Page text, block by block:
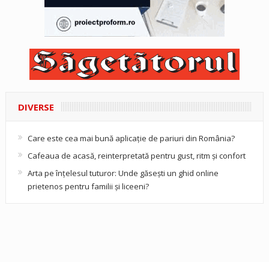
DIVERSE
Care este cea mai bună aplicație de pariuri din România?
Cafeaua de acasă, reinterpretată pentru gust, ritm și confort
Arta pe înțelesul tuturor: Unde găsești un ghid online
prietenos pentru familii și liceeni?